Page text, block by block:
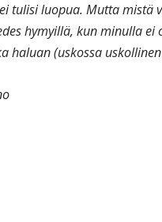
tulisi luopua. Mutta mistä
hymyillä, kun minulla ei
haluan (uskossa